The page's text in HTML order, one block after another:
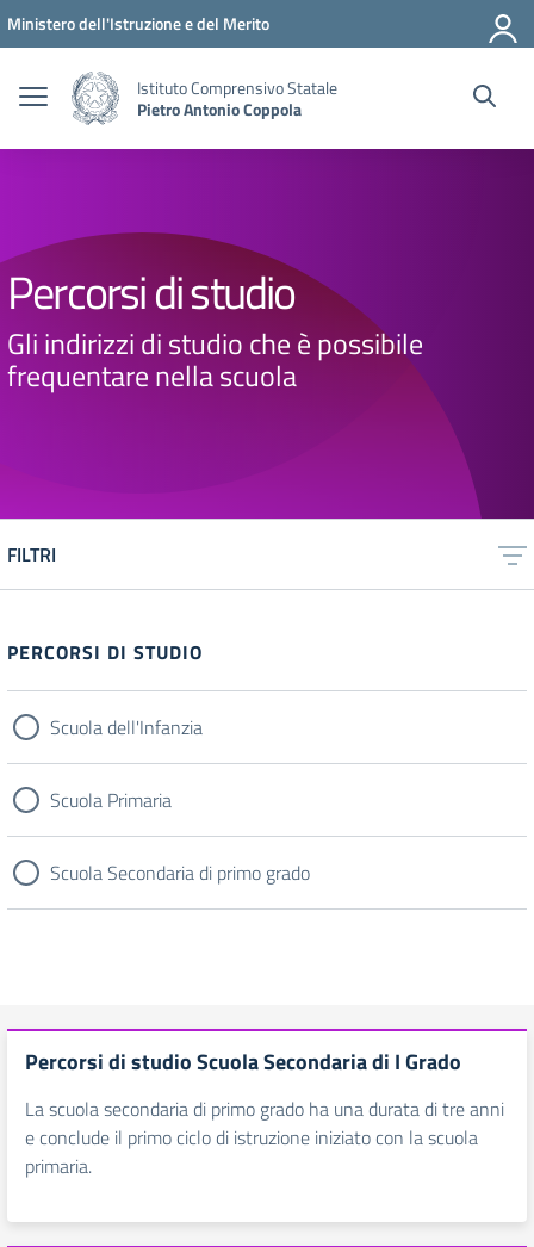
Vai ai contenuti
Vai al menu di navigazione
Vai al footer
Ministero dell'Istruzione e del Merito
Istituto Comprensivo Statale
Pietro Antonio Coppola
Percorsi di studio
Gli indirizzi di studio che è possibile
frequentare nella scuola
FILTRI
PERCORSI DI STUDIO
Scuola dell'Infanzia
Scuola Primaria
Scuola Secondaria di primo grado
Percorsi di studio Scuola Secondaria di I Grado
La scuola secondaria di primo grado ha una durata di tre anni
e conclude il primo ciclo di istruzione iniziato con la scuola
primaria.